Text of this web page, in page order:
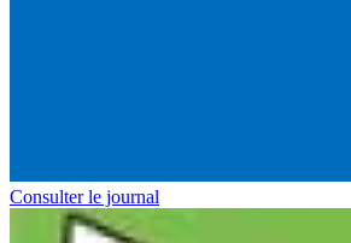
Consulter le journal